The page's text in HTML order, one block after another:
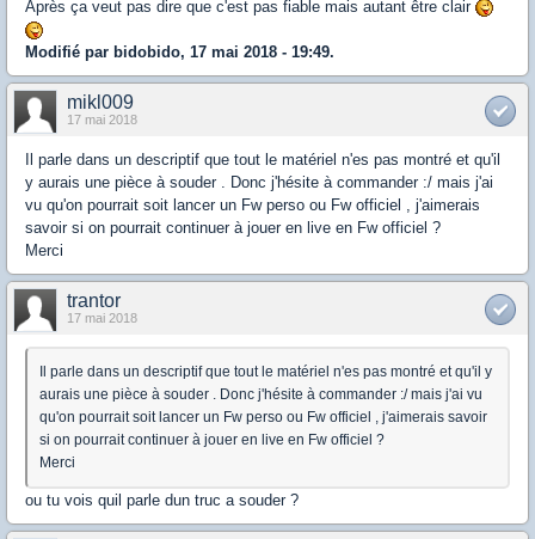
Après ça veut pas dire que c'est pas fiable mais autant être clair
Modifié par bidobido, 17 mai 2018 - 19:49.
mikl009
17 mai 2018
Il parle dans un descriptif que tout le matériel n'es pas montré et qu'il
y aurais une pièce à souder . Donc j'hésite à commander :/ mais j'ai
vu qu'on pourrait soit lancer un Fw perso ou Fw officiel , j'aimerais
savoir si on pourrait continuer à jouer en live en Fw officiel ?
Merci
trantor
17 mai 2018
Il parle dans un descriptif que tout le matériel n'es pas montré et qu'il y
aurais une pièce à souder . Donc j'hésite à commander :/ mais j'ai vu
qu'on pourrait soit lancer un Fw perso ou Fw officiel , j'aimerais savoir
si on pourrait continuer à jouer en live en Fw officiel ?
Merci
ou tu vois quil parle dun truc a souder ?